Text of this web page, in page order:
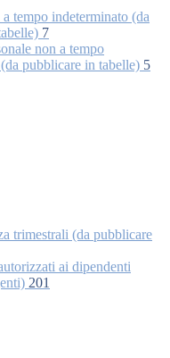
tempo indeterminato (da
7
non a tempo
pubblicare in tabelle) 5
trimestrali (da pubblicare
ai dipendenti
201